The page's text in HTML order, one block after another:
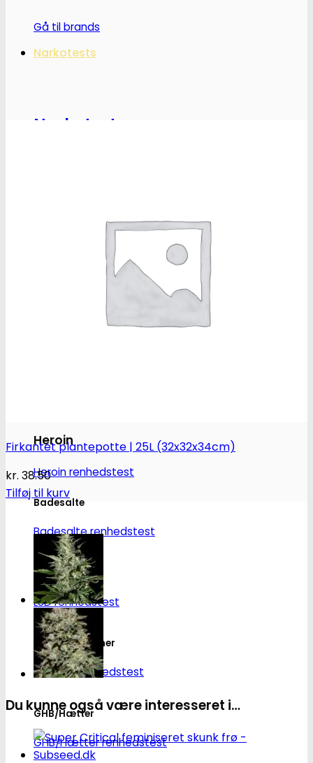
Gå til brands
Narkotests
Narkotests
Kokain renhedhedstest
Crack renhedhedstest
Kokain blandingsmiddel test
MDMA renhedstest
Heroin
Heroin renhedstest
Badesalte
Badesalte renhedstest
LSD
LSD renhedstest
Benzodiazepiner
Benzoer renhedstest
GHB/Hætter
GHB/Hætter renhedstest
Firkantet plantepotte | 25L (32x32x34cm)
kr. 38.50
Tilføj til kurv
Du kunne også være interesseret i…